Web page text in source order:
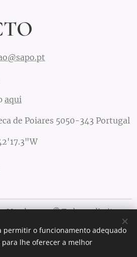
aqui
de Poiares 5050-343 Portugal
Mendes 2021 © Todos os direitos
Cookies
permitir o funcionamento adequado
lhe oferecer a melhor